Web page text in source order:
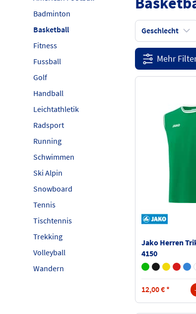
Badminton
Basketball
Fitness
Fussball
Golf
Handball
Leichtathletik
Radsport
Running
Schwimmen
Ski Alpin
Snowboard
Tennis
Tischtennis
Trekking
Volleyball
Wandern
Geschlecht
Mehr
Jako Herren
4150
12,00€ *